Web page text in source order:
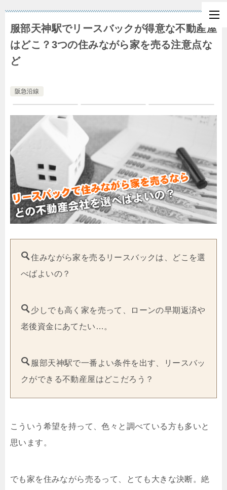
服部天神駅でリースバックが得意な不動産屋
はどこ？3つの住みながら家を売る注意点な
ど
阪急沿線
住みながら家を売るリースバックは、どこを選
べばよいの？
少しでも高く家を売って、ローンの早期返済や
老後資金にあてたい…。
服部天神駅で一番よい条件を出す、リースバッ
クができる不動産屋はどこだろう？
こういう希望を持って、色々と調べている方も多いと
思います。
でも家を住みながら売るって、とても大きな決断。絶